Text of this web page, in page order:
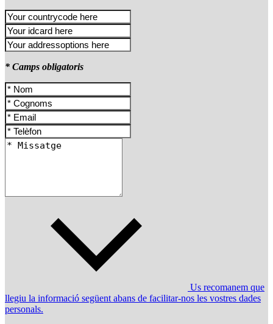
* Camps obligatoris
Us recomanem que
llegiu la informació següent abans de facilitar-nos les vostres dades
personals.